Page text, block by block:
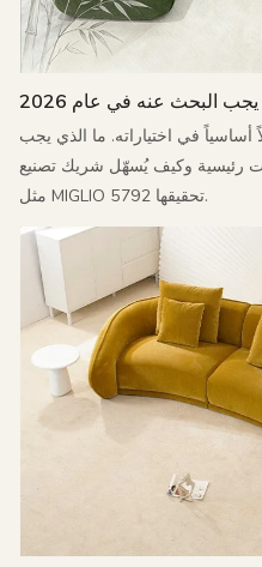
البحث عنه في عام 2026
أساسياً في اختياراته. ما الذي يجب
رئيسية وكيف يُسهّل شريك تصنيع
مثل MIGLIO 5792 تحقيقها.